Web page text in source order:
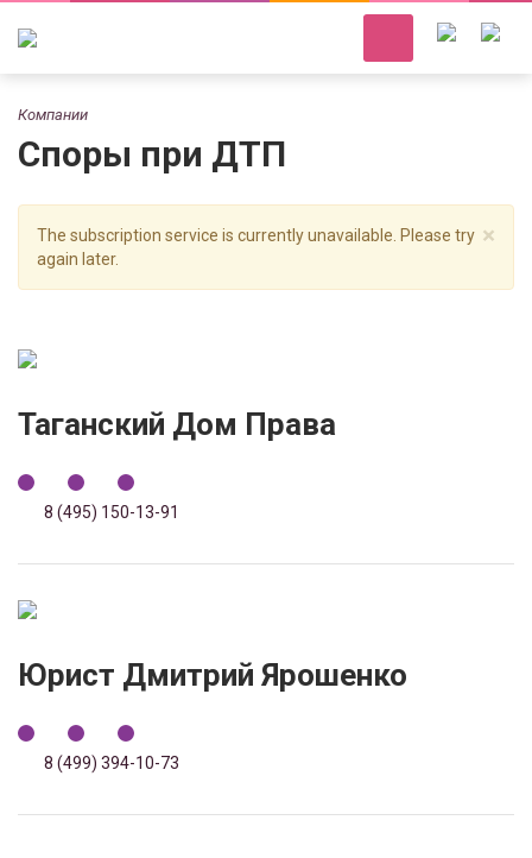
Компании
Споры при ДТП
×
The subscription service is currently unavailable. Please try
again later.
Таганский Дом Права
8 (495) 150-13-91
Юрист Дмитрий Ярошенко
8 (499) 394-10-73